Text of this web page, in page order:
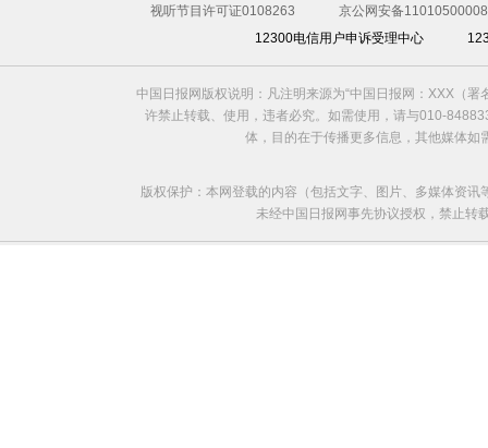
视听节目许可证0108263
京公网安备
12300电信用户申诉受理中心
中国日报网版权说明：凡注明来源为“中国日报网：XXX（
许禁止转载、使用，违者必究。如需使用，请与010-
体，目的在于传播更多信息，其他媒体
版权保护：本网登载的内容（包括文字、图片、多媒体资
未经中国日报网事先协议授权，禁止转